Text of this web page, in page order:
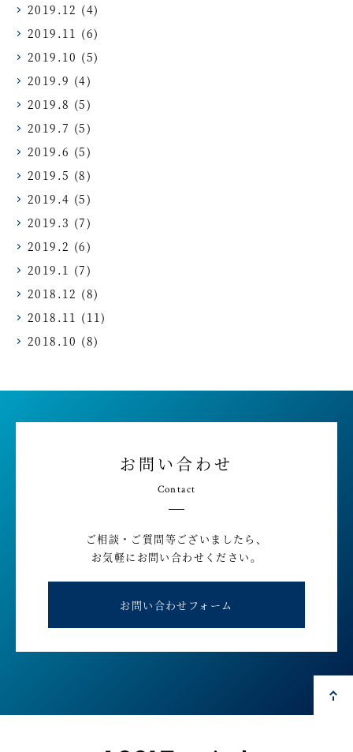
2019.12 (4)
2019.11 (6)
2019.10 (5)
2019.9 (4)
2019.8 (5)
2019.7 (5)
2019.6 (5)
2019.5 (8)
2019.4 (5)
2019.3 (7)
2019.2 (6)
2019.1 (7)
2018.12 (8)
2018.11 (11)
2018.10 (8)
お問い合わせ
Contact
ご相談・ご質問等ございましたら、
お気軽にお問い合わせください。
お問い合わせフォーム